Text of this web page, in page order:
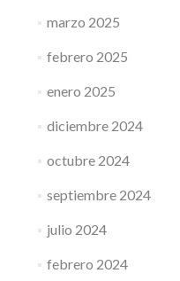
marzo 2025
febrero 2025
enero 2025
diciembre 2024
octubre 2024
septiembre 2024
julio 2024
febrero 2024